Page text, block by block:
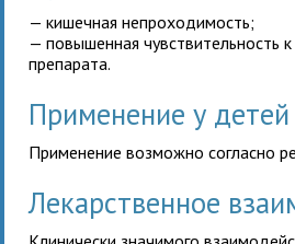
— кишечная непроходимость;
— повышенная чувствительность
препарата.
Применение у
Применение возможно согласно
Лекарственное